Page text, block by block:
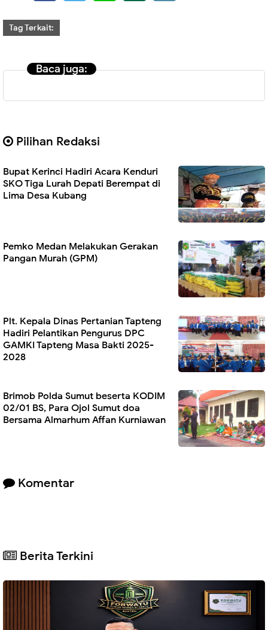
Tag Terkait:
Baca juga:
Pilihan Redaksi
Bupat Kerinci Hadiri Acara Kenduri
SKO Tiga Lurah Depati Berempat di
Lima Desa Kubang
Pemko Medan Melakukan Gerakan
Pangan Murah (GPM)
Plt. Kepala Dinas Pertanian Tapteng
Hadiri Pelantikan Pengurus DPC
GAMKI Tapteng Masa Bakti 2025-
2028
Brimob Polda Sumut beserta KODIM
02/01 BS, Para Ojol Sumut doa
Bersama Almarhum Affan Kurniawan
Komentar
Berita Terkini